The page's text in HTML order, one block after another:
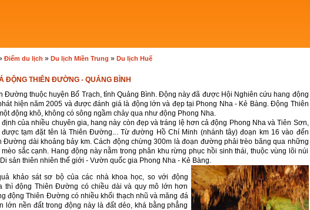
Điểm du lịch » Du lịch Miền Trung » Du lịch Huế
ĐỘNG THIÊN ĐƯỜNG - QUẢNG BÌNH
Ðường thuộc huyện Bố Trạch, tỉnh Quảng Bình. Ðộng này đã được Hội Nghiên cứu hang động
hiện năm 2005 và được đánh giá là động lớn và đẹp tại Phong Nha - Kẻ Bàng. Ðộng Thiên
động khô, không có sông ngầm chảy qua như động Phong Nha.
định của nhiều chuyên gia, hang này còn đẹp và tráng lệ hơn cả động Phong Nha và Tiên Sơn,
tạm đặt tên là Thiên Ðường... Từ đường Hồ Chí Minh (nhánh tây) đoạn km 16 vào đến
Ðường dài khoảng bảy km. Cách động chừng 300m là đoạn đường phải trèo băng qua những
sắc cạnh. Hang động này nằm trong phân khu rừng phục hồi sinh thái, thuộc vùng lõi núi
sản thiên nhiên thế giới - Vườn quốc gia Phong Nha - Kẻ Bàng.
khảo sát sơ bộ của các nhà khoa học, so với động
thì động Thiên Ðường có chiều dài và quy mô lớn hơn
động Thiên Ðường có nhiều khối thạch nhũ và măng đá
lớn nền đất trong động này là đất dẻo, khá bằng phẳng